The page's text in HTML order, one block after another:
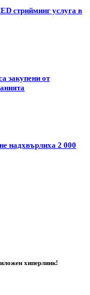
стрийминг услуга в
закупени от
надхвърлиха 2 000
хиперлинк!